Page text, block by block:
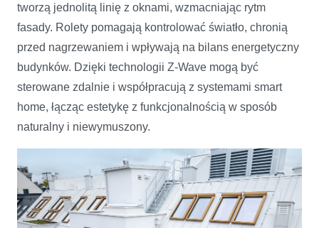
tworzą jednolitą linię z oknami, wzmacniając rytm
fasady. Rolety pomagają kontrolować światło, chronią
przed nagrzewaniem i wpływają na bilans energetyczny
budynków. Dzięki technologii Z-Wave mogą być
sterowane zdalnie i współpracują z systemami smart
home, łącząc estetykę z funkcjonalnością w sposób
naturalny i niewymuszony.